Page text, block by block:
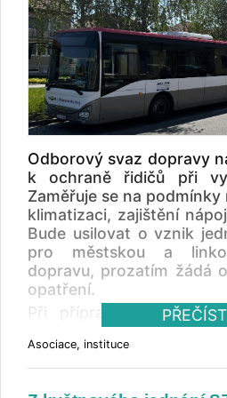
Odborový svaz dopravy
k ochraně řidičů při
Zaměřuje se na
klimatizaci, zajištění
Bude usilovat o vznik
pro městskou a
dopravu, prozatím žádá
opatření.
Při přípravě doporučení
zkušeností řidičů z
mezi profesionálními
zájezdové i nákladní
PŘEČÍST
Asociace, instituce